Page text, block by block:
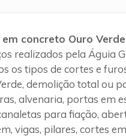
concreto Ouro Verde
realizados pela Águia
os tipos de cortes e
demolição total ou
alvenaria, portas em
para fiação,
vigas, pilares, cortes